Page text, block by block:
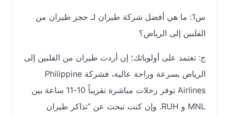
س1: ما هي أفضل شركة طيران لـ حجز طيران من
الفلبين إلى الرياض؟
ج: تعتمد على أولوياتك؛ إن أردت طيران من الفلبين إلى
الرياض بسرعة وراحة عالية، فشركة Philippine
Airlines توفر رحلات مباشرة تقريباً 10-11 ساعة بين
‎MNL و ‎RUH. وإن كنت تبحث عن “تذاكر طيران